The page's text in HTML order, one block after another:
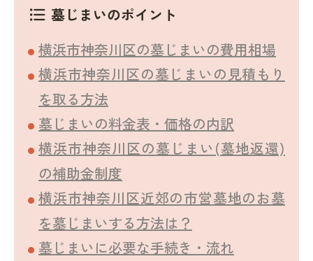
format_list_bulleted 墓じまいのポイント
横浜市神奈川区の墓じまいの費用相場
横浜市神奈川区の墓じまいの見積もり
を取る方法
墓じまいの料金表・価格の内訳
横浜市神奈川区の墓じまい(墓地返還)
の補助金制度
横浜市神奈川区近郊の市営墓地のお墓
を墓じまいする方法は？
墓じまいに必要な手続き・流れ